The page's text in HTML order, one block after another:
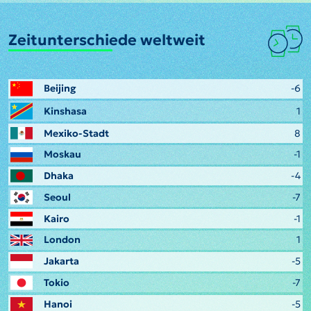
Zeitunterschiede weltweit
Beijing
-6
Kinshasa
1
Mexiko-Stadt
8
Moskau
-1
Dhaka
-4
Seoul
-7
Kairo
-1
London
1
Jakarta
-5
Tokio
-7
Hanoi
-5